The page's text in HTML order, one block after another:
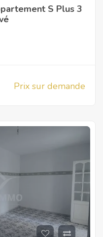
S Plus 3
Prix sur demande